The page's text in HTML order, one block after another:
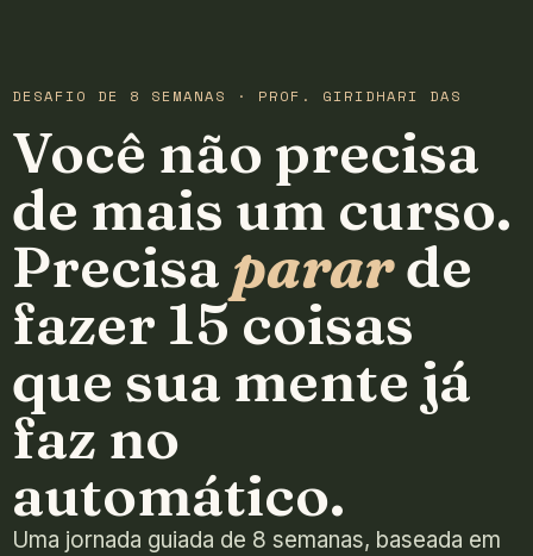
DESAFIO DE 8 SEMANAS · PROF. GIRIDHARI DAS
Você não precisa
de mais um curso.
Precisa pararde
fazer 15 coisas
que sua mente já
faz no
automático.
Uma jornada guiada de 8 semanas, baseada em